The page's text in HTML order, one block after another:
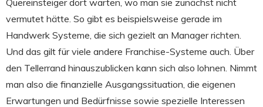
vermutet hätte. So gibt es beispielsweise gerade im
Handwerk Systeme, die sich gezielt an Manager richten.
Und das gilt für viele andere Franchise-Systeme auch. Über
den Tellerrand hinauszublicken kann sich also lohnen. Nimmt
man also die finanzielle Ausgangssituation, die eigenen
Erwartungen und Bedürfnisse sowie spezielle Interessen